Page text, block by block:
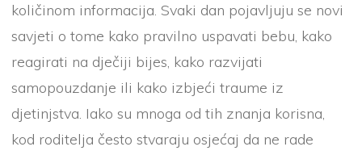
količinom informacija. Svaki dan pojavljuju se novi
savjeti o tome kako pravilno uspavati bebu, kako
reagirati na dječiji bijes, kako razvijati
samopouzdanje ili kako izbjeći traume iz
djetinjstva. Iako su mnoga od tih znanja korisna,
kod roditelja često stvaraju osjećaj da ne rade